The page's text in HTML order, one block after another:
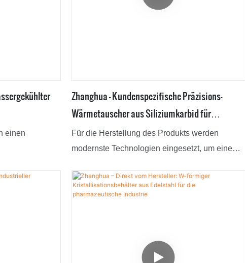
einen
wurde
Zhanghua – Kundenspezifische Präzisions-
Wärmetauscher aus Siliziumkarbid für
Industrie und Pharmazie
Für die Herstellung des Produkts werden
modernste Technologien eingesetzt, um eine
kundenspezifischen Präzisions-
Wärmetauschers aus Siliziumkarbid für
einer Vielzahl von Wärmetauschern breite